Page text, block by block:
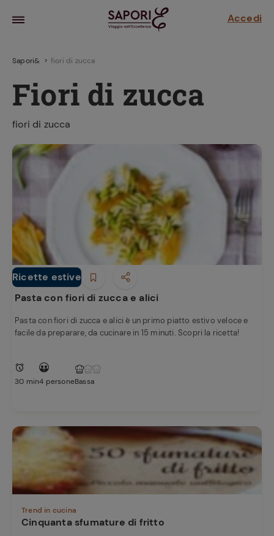
Accedi
ricetta
il
sensi di
Sapori& fiori di zucca
Fiori di zucca
fiori di zucca
Ricette estive
Primi piatti
Pasta con fiori di zucca e alici
Pasta con fiori di zucca e alici è un primo piatto estivo veloce e
facile da preparare, da cucinare in 15 minuti. Scopri la ricetta!
30 min4 personeBassa
Trend in cucina
Cinquanta sfumature di fritto